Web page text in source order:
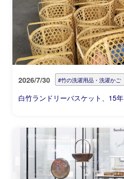
2026/7/30 #竹の洗濯用品・洗濯かご
白竹ランドリーバスケット、15年